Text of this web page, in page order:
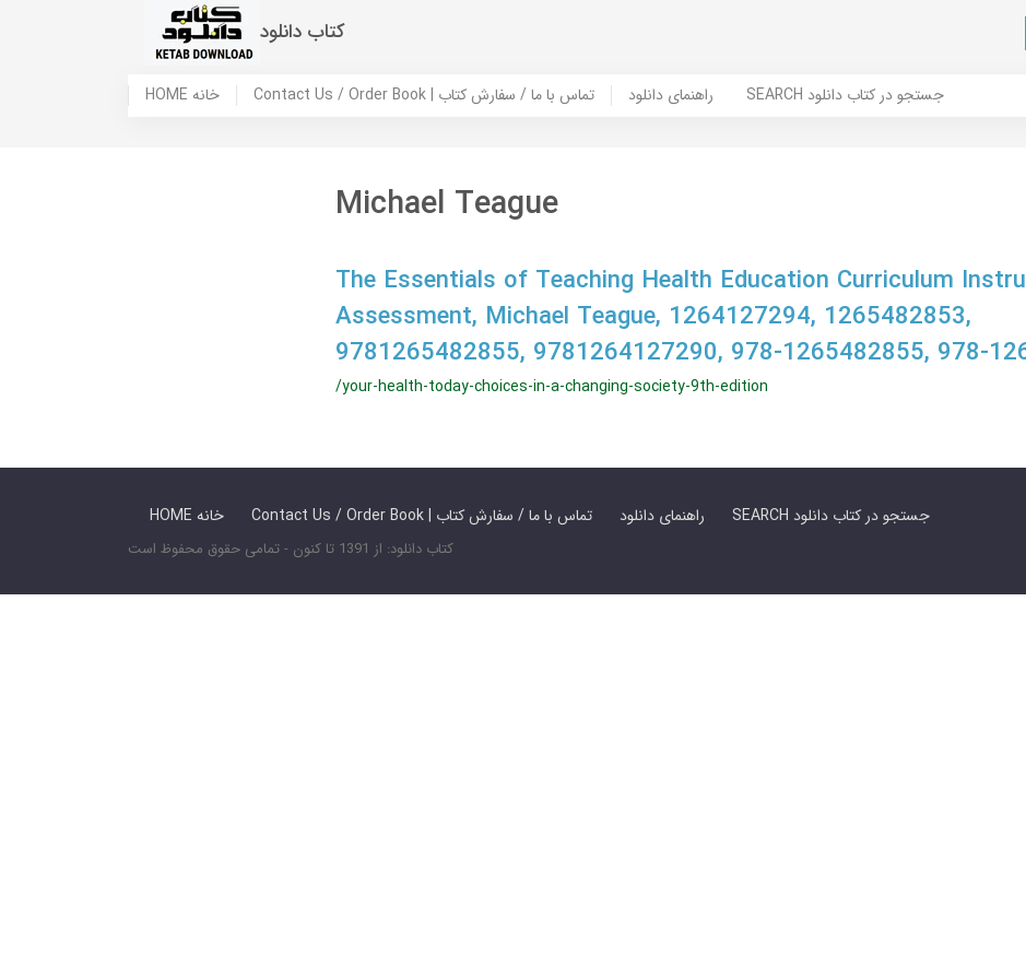
کتاب دانلود
HOME خانه Contact Us / Order Book | تماس با ما / سفارش کتاب راهنمای دانلود SEARCH جستجو در کتاب دانلود
Michael Teague
The Essentials of Teaching Health Education Curriculum
Assessment, Michael Teague, 1264127294, 1265482853,
9781265482855, 9781264127290, 978-1265482855, 978-
/your-health-today-choices-in-a-changing-society-9th-edition
HOME خانه Contact Us / Order Book | تماس با ما / سفارش کتاب راهنمای دانلود SEARCH جستجو در کتاب دانلود
کتاب دانلود: از 1391 تا کنون - تمامی حقوق محفوظ است